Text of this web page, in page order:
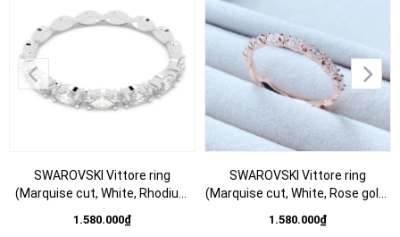
SWAROVSKI Vittore ring
(Marquise cut, White, Rhodium
giọt - SWAROVSKI JEWELRY
1.580.000₫
SWAROVSKI Vittore ring
(Marquise cut, White, Rose gold-
lê cắt giọt - SWAROVSKI
1.580.000₫